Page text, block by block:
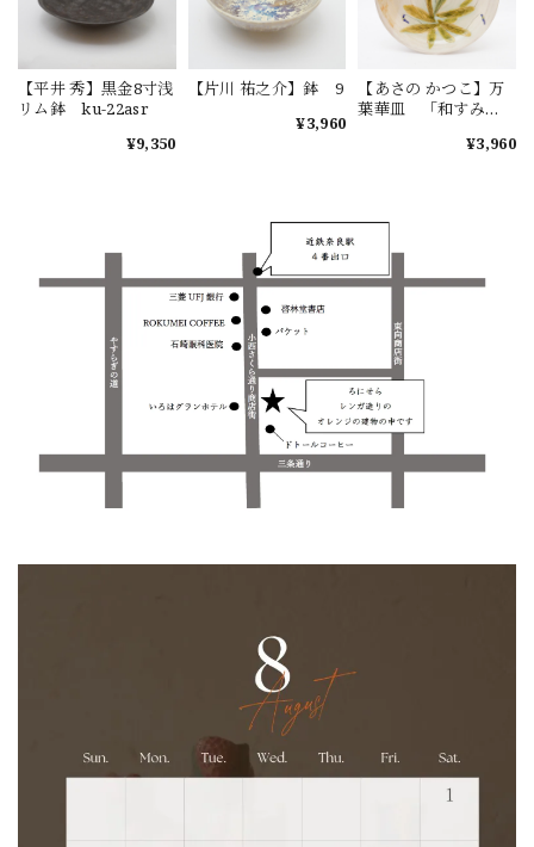
【平井 秀】黒金8寸浅
リム鉢 ku-22asr
¥9,350
【片川 祐之介】鉢 9
¥3,960
【あさの かつこ】万
葉華皿 「和すみ
¥3,960